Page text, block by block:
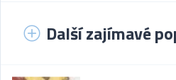
Další zajímavé